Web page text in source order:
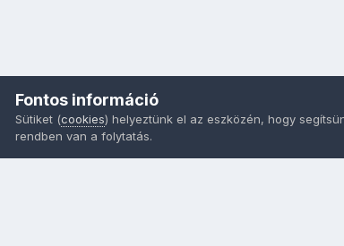
Fontos információ
Sütiket (cookies) helyeztünk el az eszközén, hogy
rendben van a folytatás.